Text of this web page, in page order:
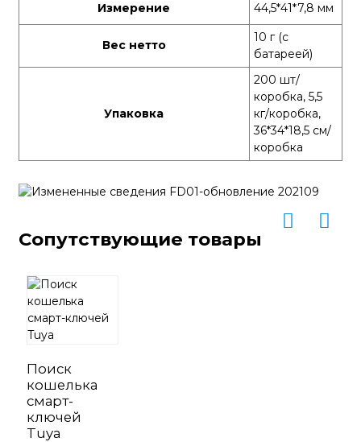
Измерение
44,5*41*7,8 мм
Вес нетто
10 г (с
батареей)
Упаковка
200 шт/
коробка, 5,5
кг/коробка,
36*34*18,5 см/
коробка
Сопутствующие товары
Поиск
кошелька
смарт-
ключей
Tuya